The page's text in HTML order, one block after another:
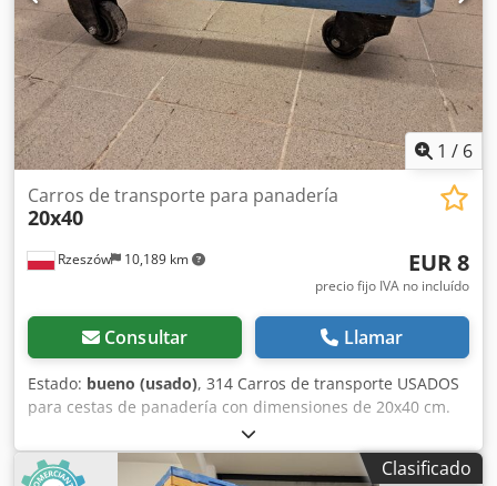
1 / 6
Rzeszów 10,189 km
Carros de transporte para panadería
20x40
EUR 8
precio fijo IVA no incluído
Consultar Llamar
Estado: bueno (usado), 314 Carros de transporte USADOS
para cestas de panadería con dimensiones de 20x40 cm.
Disponemos de: 22 unidades. El precio indicado es el
precio neto. HABLAMOS INGLÉS, ALEMÁN, FRANCÉS, RUSO
Y UCRANIANO. Dodpjypcadjfx Aftjck
Clasificado